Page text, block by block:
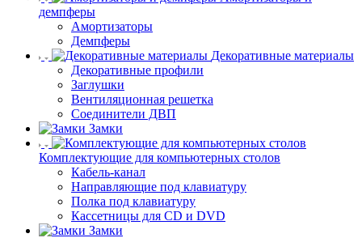
демпферы
Амортизаторы
Демпферы
Декоративные материалы
Декоративные профили
Заглушки
Вентиляционная решетка
Соединители ДВП
Замки
Комплектующие для компьютерных столов
Кабель-канал
Направляющие под клавиатуру
Полка под клавиатуру
Кассетницы для CD и DVD
Замки